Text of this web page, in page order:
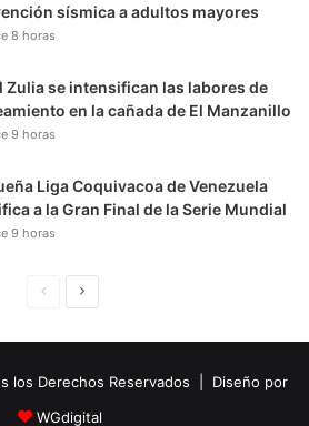
sísmica a adultos mayores
8 horas
Zulia se intensifican las labores de
en la cañada de El Manzanillo
9 horas
Liga Coquivacoa de Venezuela
a la Gran Final de la Serie Mundial
9 horas
i
n
u
i
los Derechos Reservados | Diseño por
WGdigital